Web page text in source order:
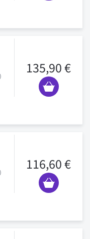
135,90 €
116,60 €